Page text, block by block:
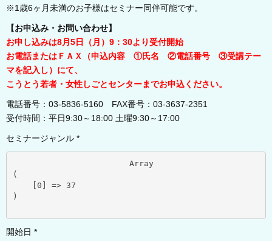
※1歳6ヶ月未満のお子様はセミナー同伴可能です。
【お申込み・お問い合わせ】
お申し込みは8月5日（月）9：30より受付開始
お電話またはＦＡＸ（申込内容 ①氏名 ②電話番号 ③受講テー
マを記入し）にて、
こうとう若者・女性しごとセンターまでお申込ください。
電話番号：03-5836-5160 FAX番号：03-3637-2351
受付時間：平日9:30～18:00 土曜9:30～17:00
セミナージャンル *
(
    [0] => 37
)
開始日 *